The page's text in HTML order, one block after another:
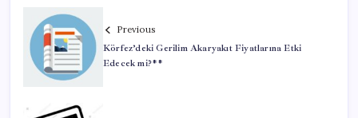
Previous
Körfez’deki Gerilim Akaryakıt Fiyatlarına Etki
Edecek mi?**